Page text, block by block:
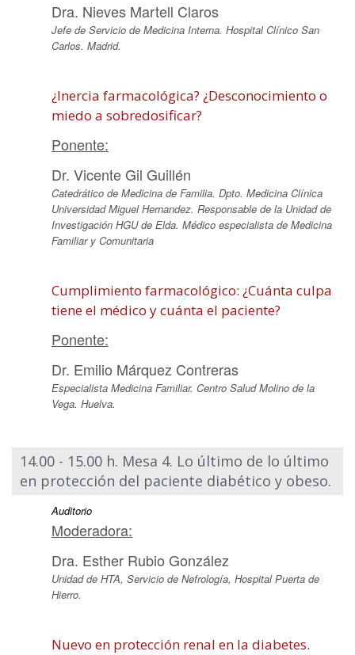
Dra. Nieves Martell Claros
Jefe de Servicio de Medicina Interna. Hospital Clínico San
Carlos. Madrid.
¿Inercia farmacológica? ¿Desconocimiento o
miedo a sobredosificar?
Ponente:
Dr. Vicente Gil Guillén
Catedrático de Medicina de Familia. Dpto. Medicina Clínica
Universidad Miguel Hernandez. Responsable de la Unidad de
Investigación HGU de Elda. Médico especialista de Medicina
Familiar y Comunitaria
Cumplimiento farmacológico: ¿Cuánta culpa
tiene el médico y cuánta el paciente?
Ponente:
Dr. Emilio Márquez Contreras
Especialista Medicina Familiar. Centro Salud Molino de la
Vega. Huelva.
14.00 - 15.00 h. Mesa 4. Lo último de lo último
en protección del paciente diabético y obeso.
Auditorio
Moderadora:
Dra. Esther Rubio González
Unidad de HTA, Servicio de Nefrología, Hospital Puerta de
Hierro.
Nuevo en protección renal en la diabetes.